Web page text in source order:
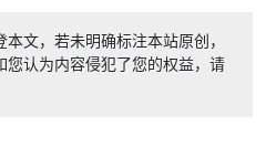
文，若未明确标注本站原创，
您认为内容侵犯了您的权益，请